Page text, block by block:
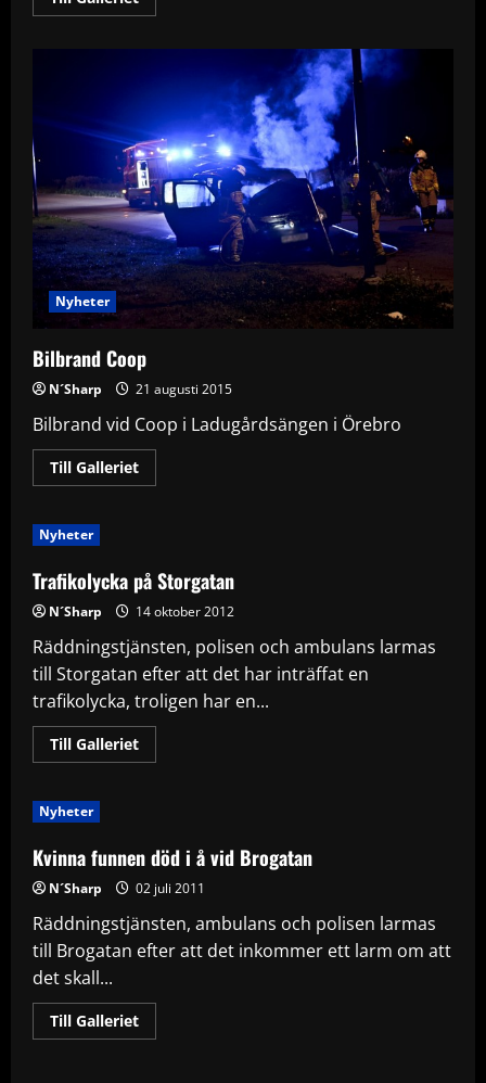
more
Nyheter
Bilbrand Coop
N´Sharp 21 augusti 2015
Bilbrand vid Coop i Ladugårdsängen i Örebro
Till GallerietRead
more
Nyheter
Trafikolycka på Storgatan
N´Sharp 14 oktober 2012
Räddningstjänsten, polisen och ambulans larmas
till Storgatan efter att det har inträffat en
trafikolycka, troligen har en...
Till GallerietRead
more
Nyheter
Kvinna funnen död i å vid Brogatan
N´Sharp 02 juli 2011
Räddningstjänsten, ambulans och polisen larmas
till Brogatan efter att det inkommer ett larm om att
det skall...
Till GallerietRead
more